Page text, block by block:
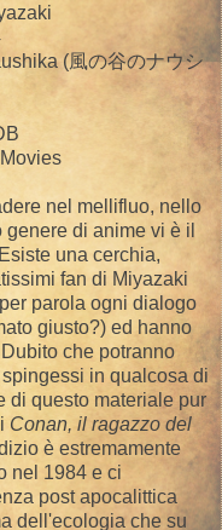
(風の谷のナウシ
nel mellifluo, nello
di anime vi è il
una cerchia,
fan di Miyazaki
parola ogni dialogo
giusto?) ed hanno
che potranno
in qualcosa di
di questo materiale pur
Conan, il ragazzo del
è estremamente
nel 1984 e ci
post apocalittica
dell'ecologia che su